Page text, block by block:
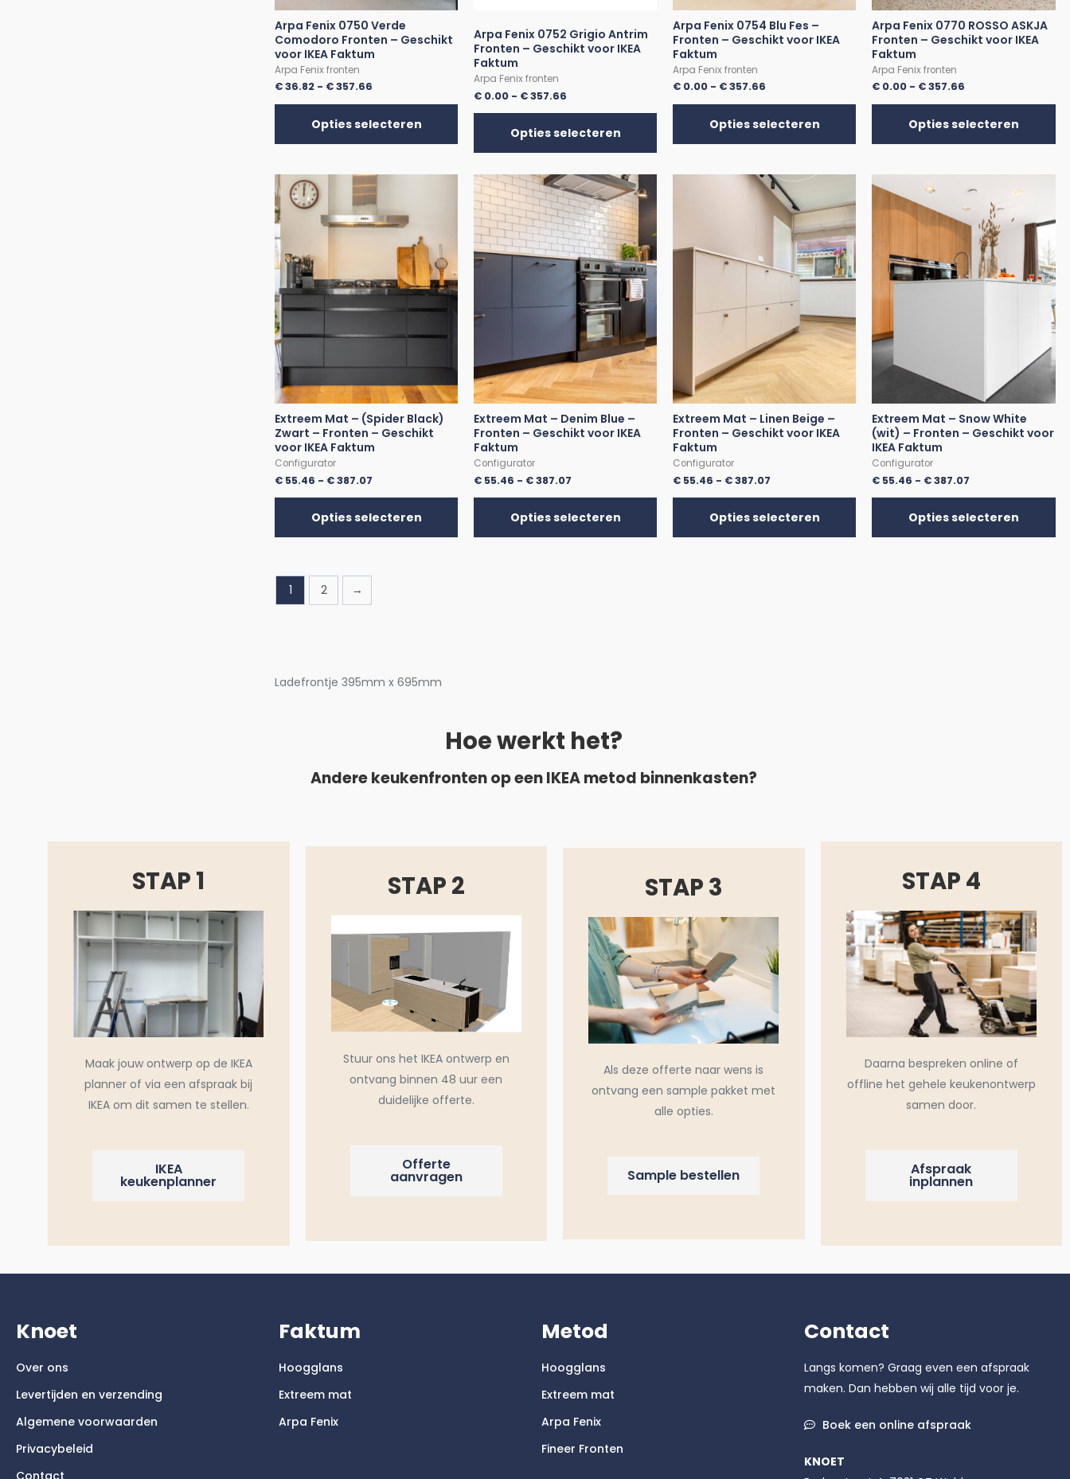
Arpa Fenix 0750 Verde
Comodoro Fronten – Geschikt
voor IKEA Faktum
Arpa Fenix fronten
€36.82 - €357.66
Opties selecteren
Arpa Fenix 0752 Grigio Antrim
Fronten – Geschikt voor IKEA
Faktum
Arpa Fenix fronten
€ 0.00 - €357.66
Opties selecteren
Arpa Fenix 0754 Blu Fes –
Fronten – Geschikt voor IKEA
Faktum
Arpa Fenix fronten
€ 0.00 - €357.66
Opties selecteren
Arpa Fenix 0770 ROSSO ASKJA
Fronten – Geschikt voor IKEA
Faktum
Arpa Fenix fronten
€ 0.00 - €357.66
Opties selecteren
Extreem Mat – (Spider Black)
Zwart – Fronten – Geschikt
voor IKEA Faktum
Configurator
€ 55.46 - €387.07
Opties selecteren
Extreem Mat – Denim Blue –
Fronten – Geschikt voor IKEA
Faktum
Configurator
€ 55.46 - €387.07
Opties selecteren
Extreem Mat – Linen Beige –
Fronten – Geschikt voor IKEA
Faktum
Configurator
€ 55.46 - €387.07
Opties selecteren
Extreem Mat – Snow White
(wit) – Fronten – Geschikt voor
IKEA Faktum
Configurator
€ 55.46 - €387.07
Opties selecteren
1 2 →
Ladefrontje 395mm x 695mm
Hoe werkt het?
Andere keukenfronten op een IKEA metod binnenkasten?
STAP 1
Maak jouw ontwerp op de IKEA
planner of via een afspraak bij
IKEA om dit samen te stellen.
IKEA
keukenplanner
STAP 2
Stuur ons het IKEA ontwerp en
ontvang binnen 48 uur een
duidelijke offerte.
Offerte
aanvragen
STAP 3
Als deze offerte naar wens is
ontvang een sample pakket met
alle opties.
Sample bestellen
STAP 4
Daarna bespreken online of
offline het gehele keukenontwerp
samen door.
Afspraak
inplannen
Knoet
Over ons
Levertijden en verzending
Algemene voorwaarden
Privacybeleid
Faktum
Hoogglans
Extreem mat
Arpa Fenix
Metod
Hoogglans
Extreem mat
Arpa Fenix
Fineer Fronten
Contact
Langs komen? Graag even een afspraak
maken. Dan hebben wij alle tijd voor je.
Boek een online afspraak
KNOET